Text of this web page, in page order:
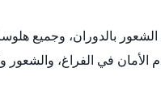
بالدوران، وجميع
الأمان في الفراغ،